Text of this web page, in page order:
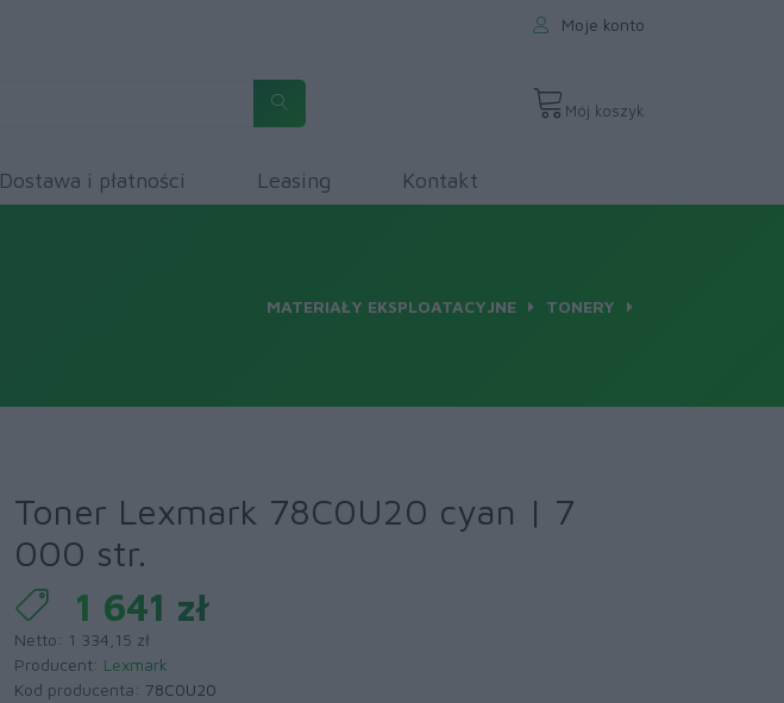
Moje konto
Mój koszyk
Dostawa i płatności Leasing Kontakt
MATERIAŁY EKSPLOATACYJNE TONERY
Toner Lexmark 78C0U20 cyan | 7
000 str.
1 641 zł
Netto: 1 334,15 zł
Producent: Lexmark
Kod producenta: 78C0U20